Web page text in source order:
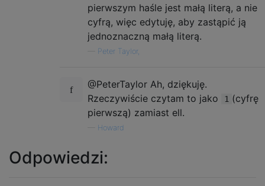
pierwszym haśle jest małą literą, a nie
cyfrą, więc edytuję, aby zastąpić ją
jednoznaczną małą literą.
Peter Taylor,
@PeterTaylor Ah, dziękuję.
Rzeczywiście czytam to jako
1 (cyfrę
pierwszą) zamiast ell.
Howard
Odpowiedzi: